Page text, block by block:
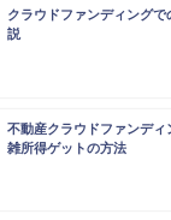
クラウドファンディング
説
不動産クラウドファンディ
雑所得ゲットの方法